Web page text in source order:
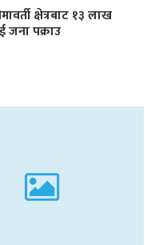
क्षेत्रबाट १३ लाख
जना पक्राउ